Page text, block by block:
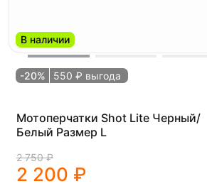
В наличии
-20% 550 ₽ выгода
Мотоперчатки Shot Lite Черный/
Белый Размер L
2 750 ₽
2 200 ₽